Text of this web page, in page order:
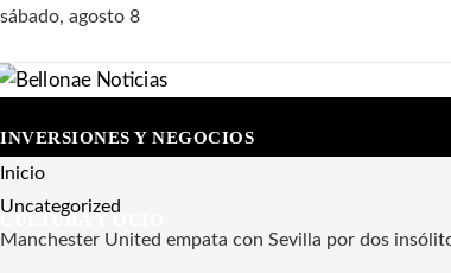
sábado, agosto 8
INVERSIONES Y NEGOCIOS
CULTURA Y OCIO
Inicio
Uncategorized
Manchester United empata con Sevilla por dos